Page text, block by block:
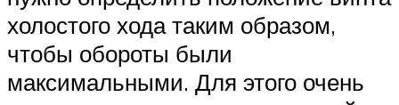
холостого хода таким образом,
чтобы обороты были
максимальными. Для этого очень